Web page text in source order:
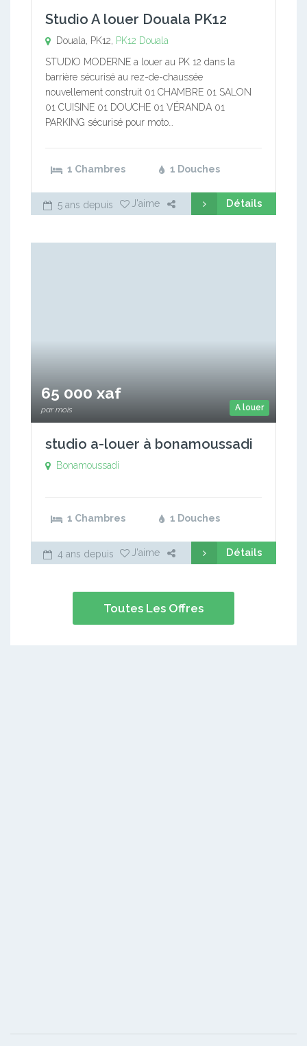
Studio A louer Douala PK12
Douala, PK12, PK12 Douala
STUDIO MODERNE a louer au PK 12 dans la
barrière sécurisé au rez-de-chaussée
nouvellement construit 01 CHAMBRE 01 SALON
01 CUISINE 01 DOUCHE 01 VÉRANDA 01
PARKING sécurisé pour moto…
1 Chambres 1 Douches
5 ans depuis J'aime Détails
A louer
65 000 xaf
par mois
studio a-louer à bonamoussadi
Bonamoussadi
1 Chambres 1 Douches
4 ans depuis J'aime Détails
Toutes Les Offres